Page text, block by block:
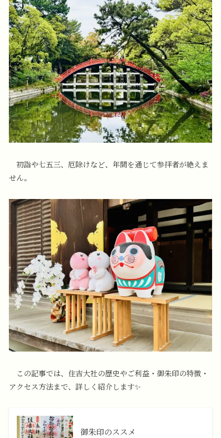
初詣や七五三、厄除けなど、年間を通じて参拝者が絶えま
せん。
この記事では、住吉大社の歴史やご利益・御朱印の特徴・
アクセス方法まで、詳しく紹介します✨
御朱印のススメ